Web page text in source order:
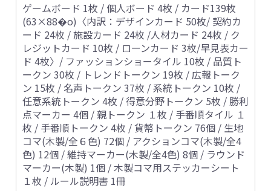
ゲームボード 1枚 / 個人ボード 4枚 / カード139枚
(63×88�o)〈内訳：デザインカード 50枚/ 契約カ
ード 24枚 / 施設カード 24枚 /人材カード 24枚 / ク
レジットカード 10枚 / ローンカード 3枚/早見表カー
ド 4枚〉/ ファッションショータイル 10枚 / 品質ト
ークン 30枚 / トレンドトークン 19枚 / 広報トーク
ン 15枚 / 名声トークン 37枚 / 系統トークン 10枚 /
任意系統トークン 4枚 / 得意分野トークン 5枚 / 勝利
点マーカー 4個 / 親トークン １枚 / 手番順タイル １
枚 / 手番順トークン 4枚 / 貨幣トークン 76個 / 生地
コマ(木製/全６色) 72個 / アクションコマ(木製/全4
色) 12個 / 維持マーカー(木製/全4色) 8個 / ラウンド
マーカー(木製) 1個 / 木製コマ用ステッカーシート
１枚 / ルール説明書 1冊